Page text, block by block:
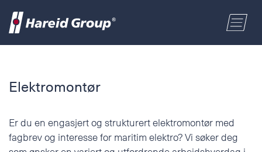
HANDEL
Elektromontør
Er du en engasjert og strukturert elektromontør med
fagbrev og interesse for maritim elektro? Vi søker deg